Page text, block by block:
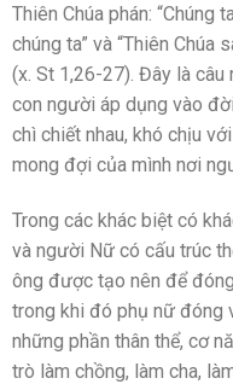
Thiên Chúa phán: “Chúng
chúng ta” và “Thiên Chúa
(x. St 1,26-27). Đây là
con người áp dụng vào
chì chiết nhau, khó chịu
mong đợi của mình nơi
Trong các khác biệt có
và người Nữ có cấu trúc
ông được tạo nên để
trong khi đó phụ nữ đóng
những phần thân thể, cơ
trò làm chồng, làm cha,